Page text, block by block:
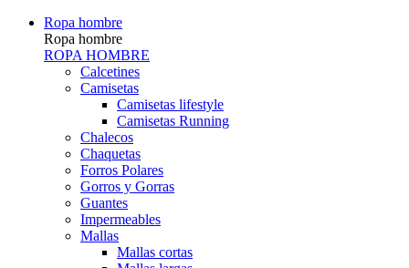
Ropa hombre
Ropa hombre
ROPA HOMBRE
Calcetines
Camisetas
Camisetas lifestyle
Camisetas Running
Chalecos
Chaquetas
Forros Polares
Gorros y Gorras
Guantes
Impermeables
Mallas
Mallas cortas